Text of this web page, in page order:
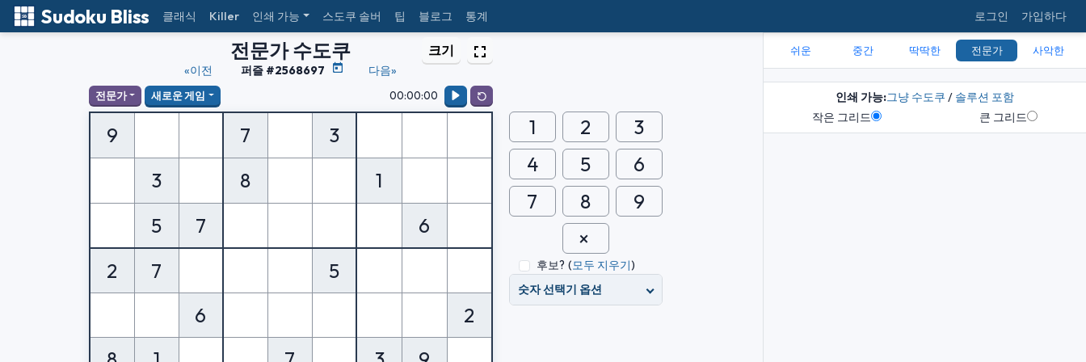
Sudoku Bliss 클래식 Killer 인쇄 가능 스도쿠 솔버 팁 블로그 통계 로그인 가입하다
전문가 수도쿠 크기
«이전 퍼즐 #2568697 다음»
전문가 새로운 게임 00:00:00
9 7
3
3
8
1
5
7
6
2
7
5
6
2
1 2
3
4
5
6
7
8 9
후보? (모두 지우기)
숫자 선택기 옵션
쉬운 중간 딱딱한 전문가 사악한
인쇄 가능:그냥 수도쿠 / 솔루션 포함
작은 그리드
큰 그리드